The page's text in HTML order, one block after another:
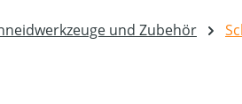
und Zubehör